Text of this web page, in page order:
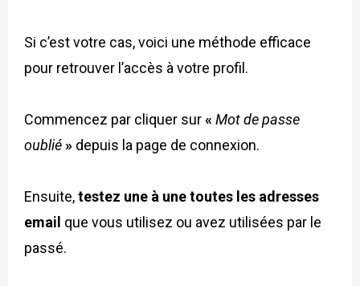
Si c’est votre cas, voici une méthode efficace
pour retrouver l’accès à votre profil.
Commencez par cliquer sur« Mot de passe
oublié » depuis la page de connexion.
Ensuite,testez une à une toutes les adresses
email que vous utilisez ou avez utilisées par le
passé.